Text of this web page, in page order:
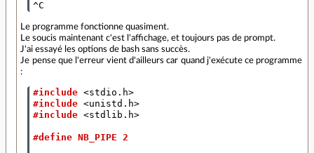
Le programme fonctionne quasiment.
Le soucis maintenant c'est l'affichage, et toujours pas de prompt.
J'ai essayé les options de bash sans succès.
Je pense que l'erreur vient d'ailleurs car quand j'exécute ce programme
:
#include <stdio.h>
#include <unistd.h>
#include <stdlib.h>
#define NB_PIPE 2